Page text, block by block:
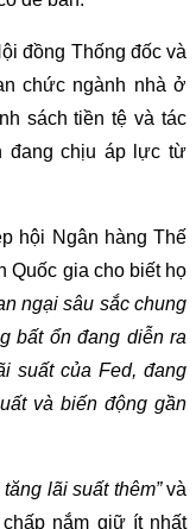
đồng Thống đốc và
chức ngành nhà ở
sách tiền tệ và tác
đang chịu áp lực từ
hội Ngân hàng Thế
Quốc gia cho biết họ
ngại sâu sắc chung
bất ổn đang diễn ra
suất của Fed, đang
và biến động gần
tăng lãi suất thêm”và
nắm giữ ít nhất